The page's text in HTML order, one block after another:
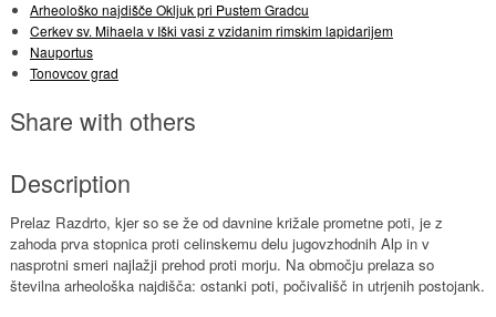
Arheološko najdišče Okljuk pri Pustem Gradcu
Cerkev sv. Mihaela v Iški vasi z vzidanim rimskim lapidarijem
Nauportus
Tonovcov grad
Share with others
Description
Prelaz Razdrto, kjer so se že od davnine križale prometne poti, je z
zahoda prva stopnica proti celinskemu delu jugovzhodnih Alp in v
nasprotni smeri najlažji prehod proti morju. Na območju prelaza so
številna arheološka najdišča: ostanki poti, počivališč in utrjenih postojank.